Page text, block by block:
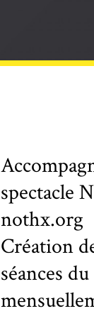
spectacle
nothx.org
Création
séances